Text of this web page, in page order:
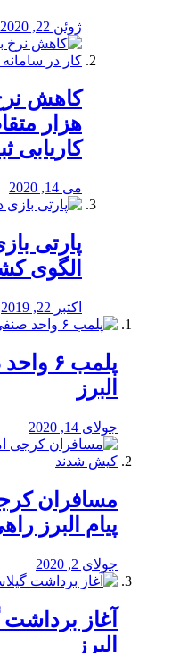
ژوئن 22, 2020
هزار
کاریابی
می 14, 2020
پارتی
الگوی
اکتبر 22, 2019
پلمب
البرز
جولای 14, 2020
مسافران
پیام البرز
جولای 2, 2020
آغاز
البرز